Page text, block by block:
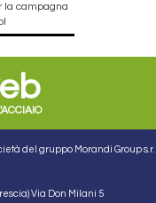
la campagna
del gruppo Morandi Group s.r.l.
Via Don Milani 5